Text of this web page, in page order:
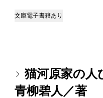
文庫電子書籍あり
猫河原家の
青柳碧人／著